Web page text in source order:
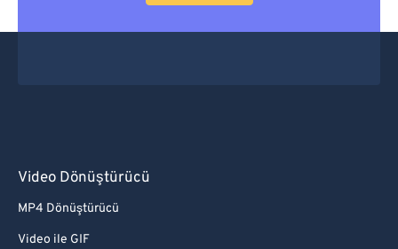
Video Dönüştürücü
MP4 Dönüştürücü
Video ile GIF